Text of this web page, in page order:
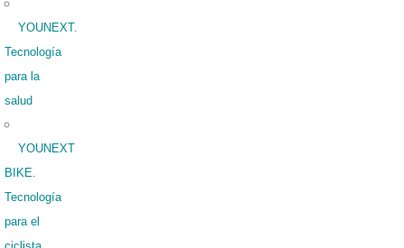
YOUNEXT.
Tecnología
para la
salud
YOUNEXT
BIKE.
Tecnología
para el